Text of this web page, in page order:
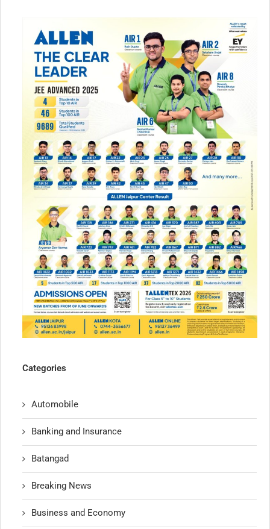
Categories
Automobile
Banking and Insurance
Batangad
Breaking News
Business and Economy